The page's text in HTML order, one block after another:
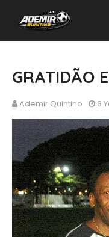
GRATIDÃO
Ademir Quintino 6